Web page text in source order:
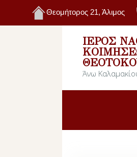
Θεομήτορος 21, Άλιμος
ΙΕΡΌΣ
Άνω